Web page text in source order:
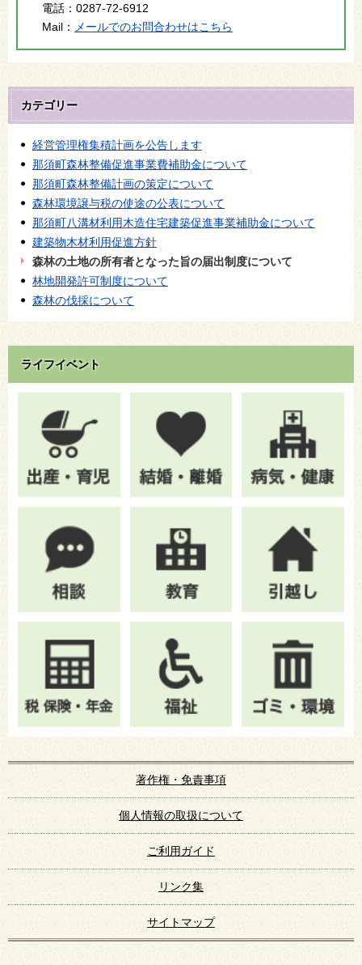
電話： 0287-72-6912
Mail：
メールでのお問合わせはこちら
カテゴリー
経営管理権集積計画を公告します
那須町森林整備促進事業費補助金について
那須町森林整備計画の策定について
森林環境譲与税の使途の公表について
那須町八溝材利用木造住宅建築促進事業補助金について
建築物木材利用促進方針
森林の土地の所有者となった旨の届出制度について
林地開発許可制度について
森林の伐採について
ライフイベント
著作権・免責事項
個人情報の取扱について
ご利用ガイド
リンク集
サイトマップ